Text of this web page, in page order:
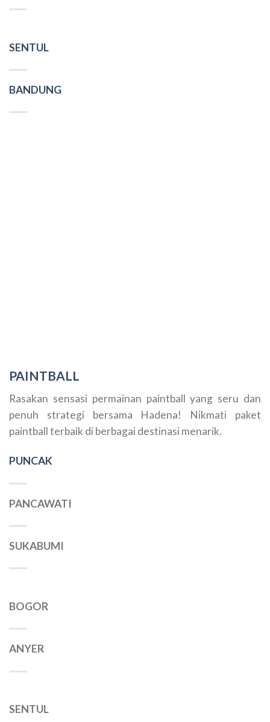
SENTUL
BANDUNG
PAINTBALL
Rasakan sensasi permainan paintball yang seru dan
penuh strategi bersama Hadena! Nikmati paket
paintball terbaik di berbagai destinasi menarik.
PUNCAK
PANCAWATI
SUKABUMI
BOGOR
ANYER
SENTUL